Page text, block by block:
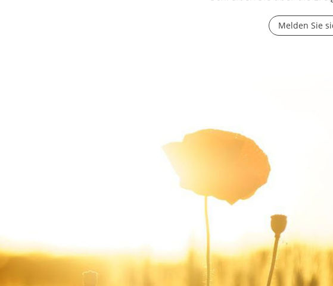
Melden Sie